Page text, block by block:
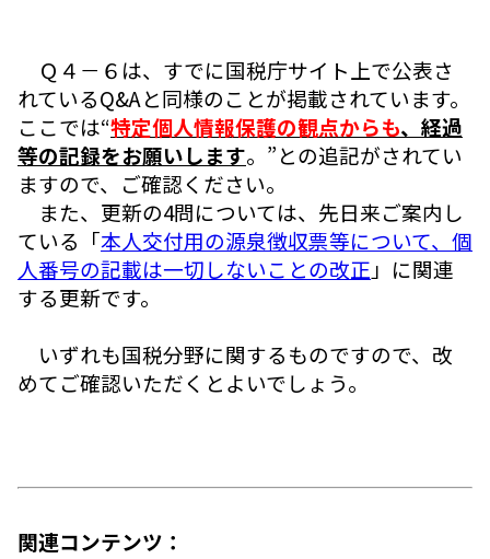
Ｑ４－６は、すでに国税庁サイト上で公表さ
れているQ&Aと同様のことが掲載されています。
ここでは“特定個人情報保護の観点からも、経過
等の記録をお願いします。”との追記がされてい
ますので、ご確認ください。
また、更新の4問については、先日来ご案内し
ている「本人交付用の源泉徴収票等について、個
人番号の記載は一切しないことの改正 」に関連
する更新です。
いずれも国税分野に関するものですので、改
めてご確認いただくとよいでしょう。
関連コンテンツ：